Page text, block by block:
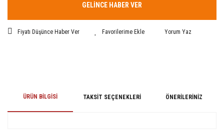
GELİNCE HABER VER
Fiyatı Düşünce Haber Ver Yorum Yaz
ÜRÜN BILGISI TAKSIT SEÇENEKLERI ÖNERILERINIZ